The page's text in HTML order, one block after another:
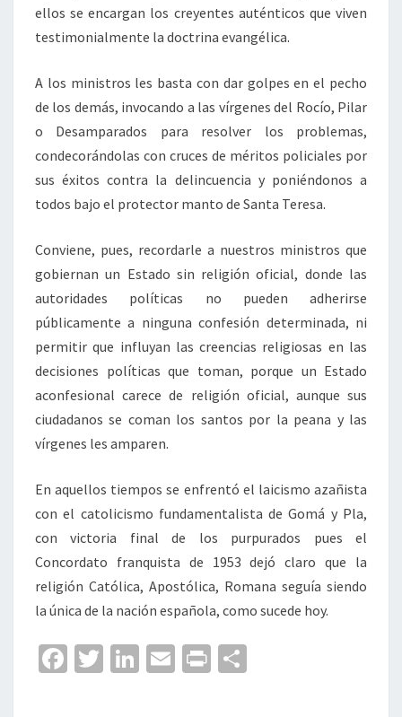
ellos se encargan los creyentes auténticos que viven
testimonialmente la doctrina evangélica.
A los ministros les basta con dar golpes en el pecho
de los demás, invocando a las vírgenes del Rocío, Pilar
o Desamparados para resolver los problemas,
condecorándolas con cruces de méritos policiales por
sus éxitos contra la delincuencia y poniéndonos a
todos bajo el protector manto de Santa Teresa.
Conviene, pues, recordarle a nuestros ministros que
gobiernan un Estado sin religión oficial, donde las
autoridades políticas no pueden adherirse
públicamente a ninguna confesión determinada, ni
permitir que influyan las creencias religiosas en las
decisiones políticas que toman, porque un Estado
aconfesional carece de religión oficial, aunque sus
ciudadanos se coman los santos por la peana y las
vírgenes les amparen.
En aquellos tiempos se enfrentó el laicismo azañista
con el catolicismo fundamentalista de Gomá y Pla,
con victoria final de los purpurados pues el
Concordato franquista de 1953 dejó claro que la
religión Católica, Apostólica, Romana seguía siendo
la única de la nación española, como sucede hoy.
Fa T
Li
E
Pr